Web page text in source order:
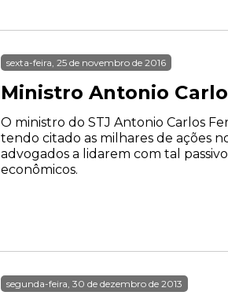
sexta-feira, 25 de novembro de 2016
Ministro Antonio
O ministro do STJ Antonio Carlos
tendo citado as milhares de ações
advogados a lidarem com tal
econômicos.
segunda-feira, 30 de dezembro de 2013